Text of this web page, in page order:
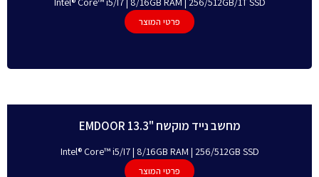
פרטי המוצר
מחשב נייד מוקשח "EMDOOR 13.3
Intel® Core™ i5/I7 | 8/16GB RAM | 256/512GB SSD
פרטי המוצר